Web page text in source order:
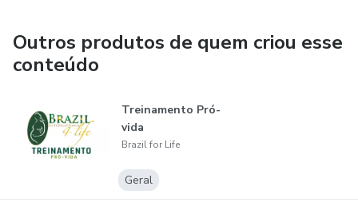
Outros produtos de quem criou esse
conteúdo
Treinamento Pró-
vida
Brazil for Life
Geral